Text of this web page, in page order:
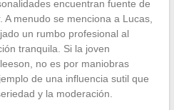
encuentran fuente de
menudo se menciona a Lucas,
un rumbo profesional al
tranquila. Si la joven
no es por maniobras
de una influencia sutil que
y la moderación.